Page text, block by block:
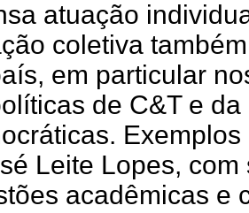
atuação
coletiva
em particular
de C&T e
Leite Lopes,
acadêmicas e